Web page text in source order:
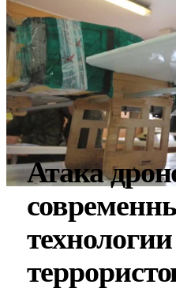
Атака